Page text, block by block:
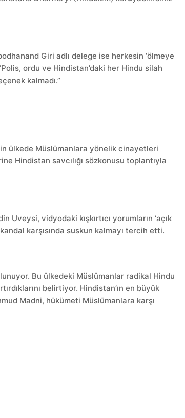
Giri adlı delege ise herkesin ‘ölmeye
ordu ve Hindistan’daki her Hindu silah
kalmadı.”
ülkede Müslümanlara yönelik cinayetleri
Hindistan savcılığı sözkonusu toplantıyla
vidyodaki kışkırtıcı yorumların ‘açık
karşısında suskun kalmayı tercih etti.
Bu ülkedeki Müslümanlar radikal Hindu
belirtiyor. Hindistan’ın en büyük
Madni, hükümeti Müslümanlara karşı